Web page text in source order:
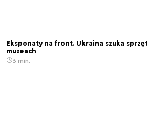
Eksponaty na front. Ukraina szuka
muzeach
3 min.